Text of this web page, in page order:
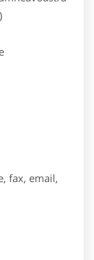
fax, email,